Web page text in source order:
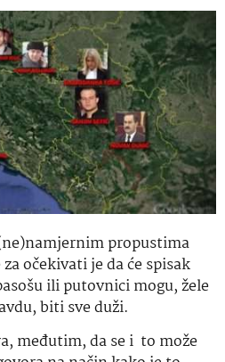
propustima
očekivati je da će spisak
ili putovnici mogu, žele
biti sve duži.
međutim, da se i to može